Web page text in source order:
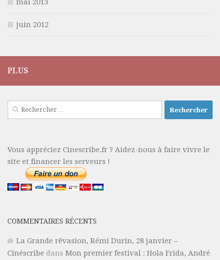
mai 2013
juin 2012
PLUS
Rechercher :
Vous appréciez Cinescribe.fr ? Aidez-nous à faire vivre le
site et financer les serveurs !
COMMENTAIRES RÉCENTS
La Grande rêvasion, Rémi Durin, 28 janvier –
Cinéscribe dans Mon premier festival : Hola Frida, André